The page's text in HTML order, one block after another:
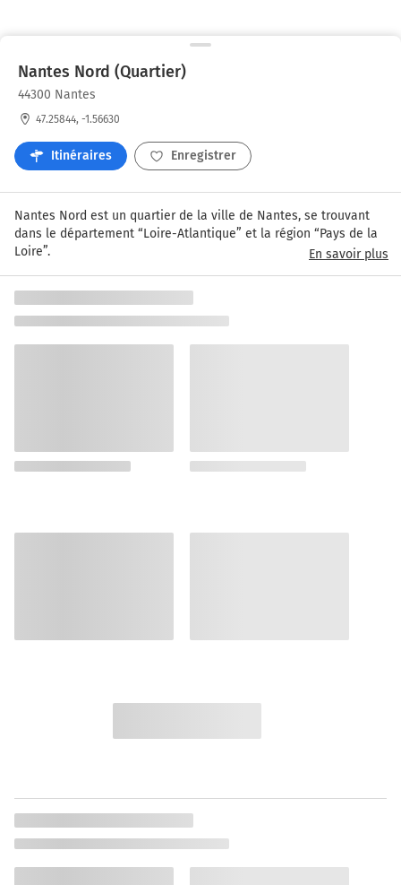
Nantes Nord (Quartier)
44300 Nantes
47.25844, -1.56630
Itinéraires Enregistrer
Nantes Nord est un quartier de la ville de Nantes, se trouvant
dans le département “Loire-Atlantique” et la région “Pays de la
Loire”.
En savoir plus